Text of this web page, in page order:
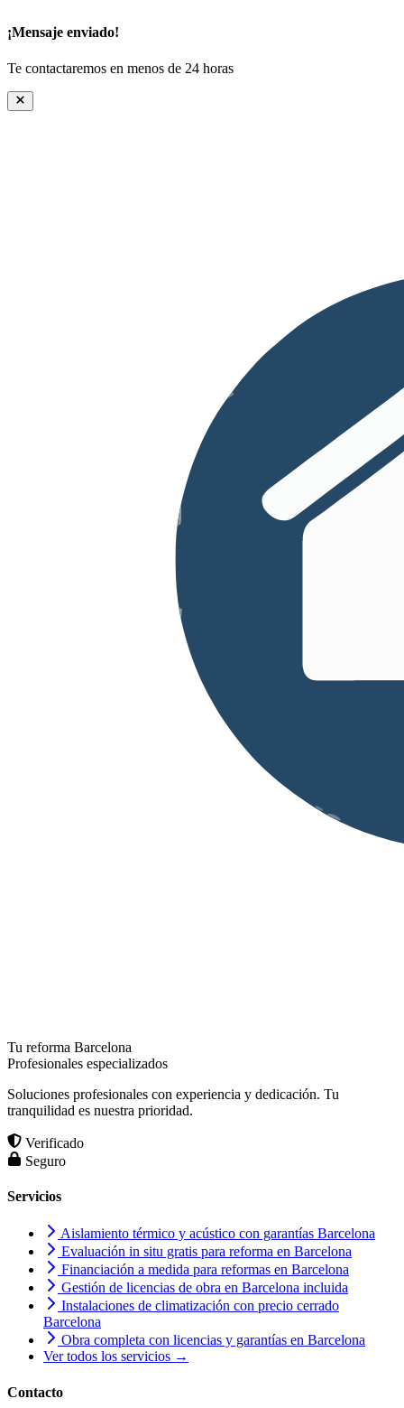
¡Mensaje enviado!
Te contactaremos en menos de 24 horas
Tu reforma Barcelona
Profesionales especializados
Soluciones profesionales con experiencia y dedicación. Tu
tranquilidad es nuestra prioridad.
Verificado
Seguro
Servicios
Aislamiento térmico y acústico con garantías Barcelona
Evaluación in situ gratis para reforma en Barcelona
Financiación a medida para reformas en Barcelona
Gestión de licencias de obra en Barcelona incluida
Instalaciones de climatización con precio cerrado
Barcelona
Obra completa con licencias y garantías en Barcelona
Ver todos los servicios →
Contacto